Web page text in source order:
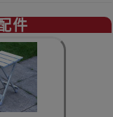
件